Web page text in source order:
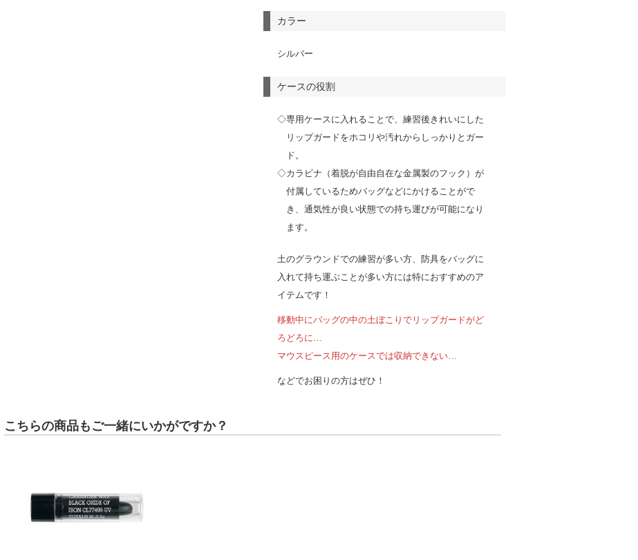
カラー
シルバー
ケースの役割
◇専用ケースに入れることで、練習後きれいにした
リップガードをホコリや汚れからしっかりとガー
ド。
◇カラビナ（着脱が自由自在な金属製のフック）が
付属しているためバッグなどにかけることがで
き、通気性が良い状態での持ち運びが可能になり
ます。
土のグラウンドでの練習が多い方、防具をバッグに
入れて持ち運ぶことが多い方には特におすすめのア
イテムです！
移動中にバッグの中の土ぼこりでリップガードがど
ろどろに…
マウスピース用のケースでは収納できない…
などでお困りの方はぜひ！
こちらの商品もご一緒にいかがですか？